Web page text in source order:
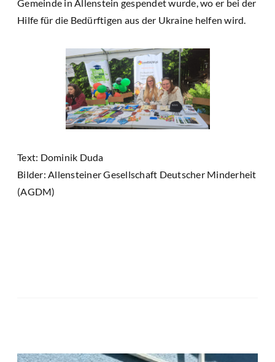
Gemeinde in Allenstein gespendet wurde, wo er bei der
Hilfe für die Bedürftigen aus der Ukraine helfen wird.
Text: Dominik Duda
Bilder: Allensteiner Gesellschaft Deutscher Minderheit
(AGDM)